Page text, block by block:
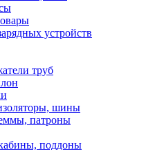
устройств
труб
шины
патроны
поддоны